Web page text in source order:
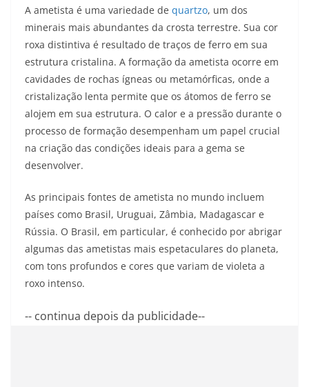
A ametista é uma variedade de quartzo, um dos
minerais mais abundantes da crosta terrestre. Sua cor
roxa distintiva é resultado de traços de ferro em sua
estrutura cristalina. A formação da ametista ocorre em
cavidades de rochas ígneas ou metamórficas, onde a
cristalização lenta permite que os átomos de ferro se
alojem em sua estrutura. O calor e a pressão durante o
processo de formação desempenham um papel crucial
na criação das condições ideais para a gema se
desenvolver.
As principais fontes de ametista no mundo incluem
países como Brasil, Uruguai, Zâmbia, Madagascar e
Rússia. O Brasil, em particular, é conhecido por abrigar
algumas das ametistas mais espetaculares do planeta,
com tons profundos e cores que variam de violeta a
roxo intenso.
-- continua depois da publicidade--